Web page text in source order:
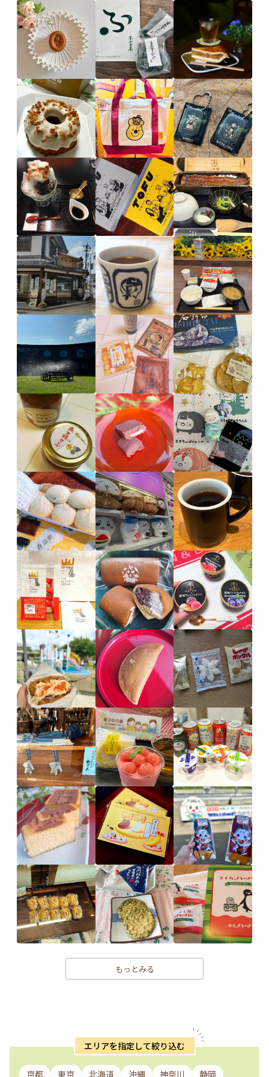
もっとみる
エリアを指定して絞り込む
京都 東京 北海道 沖縄 神奈川 静岡